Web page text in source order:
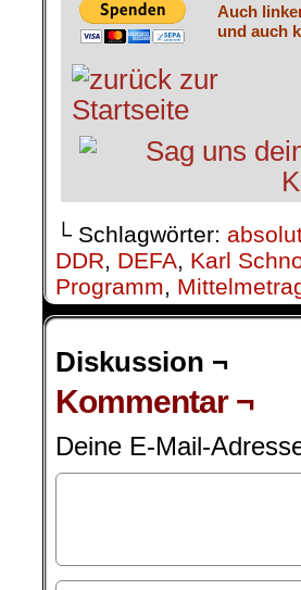
Auch
und auch
└ Schlagwörter:
DDR, DEFA, Karl
Programm,
Diskussion ¬
Kommentar ¬
Deine E-Mail-